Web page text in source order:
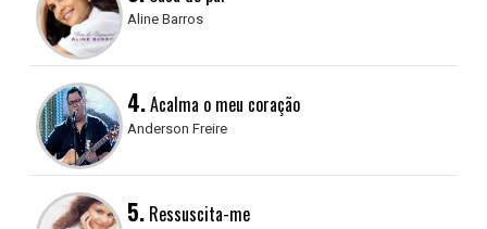
Aline Barros
4.Acalma o meu coração
Anderson Freire
5. Ressuscita-me